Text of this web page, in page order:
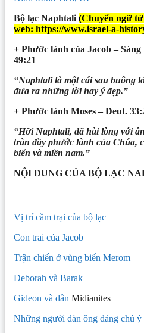
Bộ lạc Naphtali (Chuyển ngữ
web: https://www.israel-a-
+ Phước lành của Jacob – Sáng
49:21
“Naphtali là một cái sau buông
đưa ra những lời hay ý đẹp.”
+ Phước lành Moses – Deut.
“Hỡi Naphtali, đã hài lòng với
tràn đầy phước lành của Chúa,
biển và miền nam.”
NỘI DUNG CỦA BỘ LẠC
Vị trí cắm trại của bộ lạc
Con trai của Jacob
Trận chiến ở vùng biển Merom
Deborah và Barak
Gideon và dân Midianites
Những người đàn ông đáng chú ý